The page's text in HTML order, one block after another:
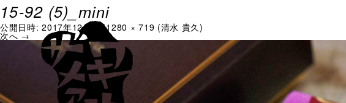
15-92 (5)_mini
公開日時: 2017年12月1日1280 × 719 (清水 貴久)
次へ →